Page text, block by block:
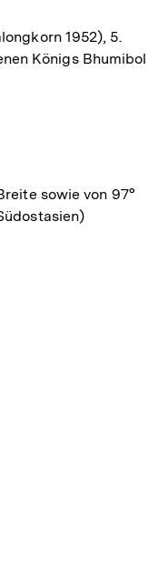
1952), 5.
Königs Bhumibol
sowie von 97°